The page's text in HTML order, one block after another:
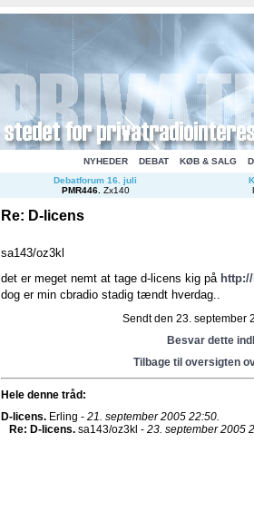
NYHEDER DEBAT KØB & SALG
Debatforum 16. juli
PMR446. Zx140
Re: D-licens
sa143/oz3kl
det er meget nemt at tage d-licens kig på
dog er min cbradio stadig tændt hverdag..
Sendt den 23. september
Besvar dette
Tilbage til oversigten
Hele denne tråd:
D-licens. Erling - 21. september 2005 22:50.
Re: D-licens. sa143/oz3kl - 23. september 2005